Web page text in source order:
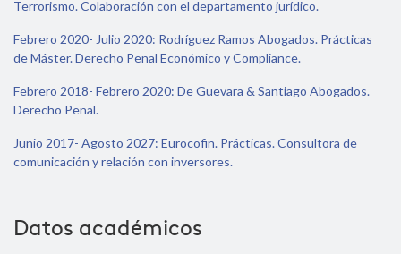
Terrorismo. Colaboración con el departamento jurídico.
Febrero 2020- Julio 2020: Rodríguez Ramos Abogados. Prácticas
de Máster. Derecho Penal Económico y Compliance.
Febrero 2018- Febrero 2020: De Guevara & Santiago Abogados.
Derecho Penal.
Junio 2017- Agosto 2027: Eurocofin. Prácticas. Consultora de
comunicación y relación con inversores.
Datos académicos